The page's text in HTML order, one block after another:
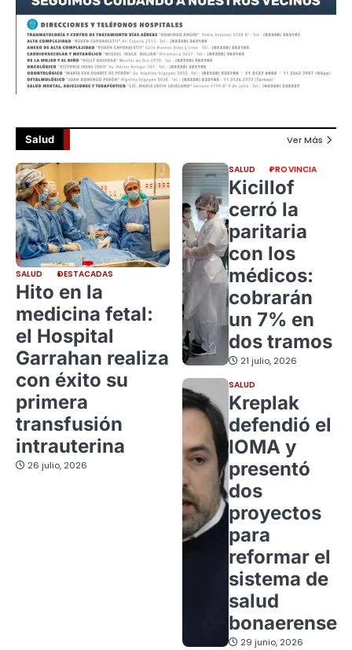
Salud Ver Más
SALUD DESTACADAS
Hito en la
medicina fetal:
el Hospital
Garrahan realiza
con éxito su
primera
transfusión
intrauterina
26 julio, 2026
SALUD PROVINCIA
Kicillof
cerró la
paritaria
con los
médicos:
cobrarán
un 7% en
dos tramos
21 julio, 2026
SALUD
Kreplak
defendió el
IOMA y
presentó
dos
proyectos
para
reformar el
sistema de
salud
bonaerense
29 junio, 2026